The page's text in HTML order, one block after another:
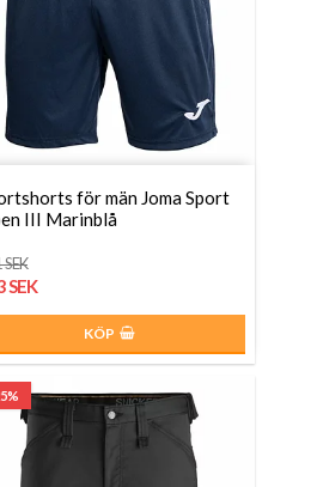
för män Joma Sport
III Marinblå
SEK
KÖP